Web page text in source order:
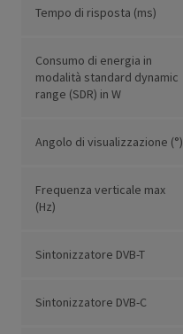
Tempo di risposta (ms)
Consumo di energia in
modalità standard dynamic
range (SDR) in W
Angolo di visualizzazione (°)
Frequenza verticale max
(Hz)
Sintonizzatore DVB-T
Sintonizzatore DVB-C